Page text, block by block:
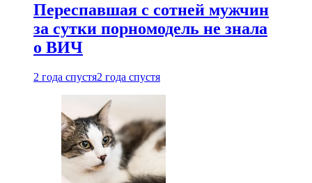
Переспавшая с сотней мужчин
за сутки порномодель не знала
о ВИЧ
2 года спустя2 года спустя